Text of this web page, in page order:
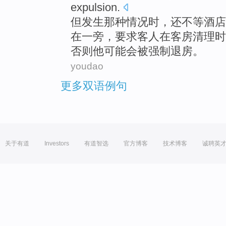
expulsion.
但发生那种情况时，还不等酒店
在一旁 ， 要求客人 在客房清理时
否则他可能会被强制退房。
youdao
更多双语例句
关于有道 Investors 有道智选 官方博客 技术博客 诚聘英才